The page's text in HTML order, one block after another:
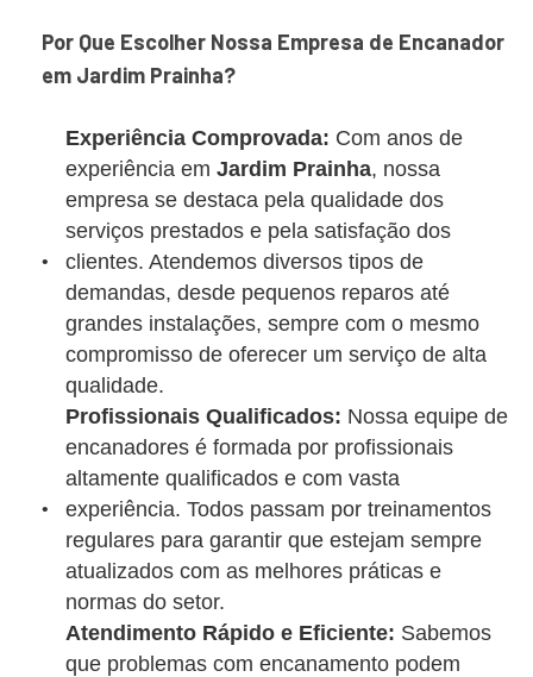
Por Que Escolher Nossa Empresa de Encanador
em Jardim Prainha?
Experiência Comprovada: Com anos de
experiência em Jardim Prainha, nossa
empresa se destaca pela qualidade dos
serviços prestados e pela satisfação dos
clientes. Atendemos diversos tipos de
demandas, desde pequenos reparos até
grandes instalações, sempre com o mesmo
compromisso de oferecer um serviço de alta
qualidade.
Profissionais Qualificados: Nossa equipe de
encanadores é formada por profissionais
altamente qualificados e com vasta
experiência. Todos passam por treinamentos
regulares para garantir que estejam sempre
atualizados com as melhores práticas e
normas do setor.
Atendimento Rápido e Eficiente: Sabemos
que problemas com encanamento podem